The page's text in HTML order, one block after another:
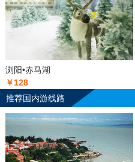
浏阳•赤马湖
￥128
推荐国内游线路